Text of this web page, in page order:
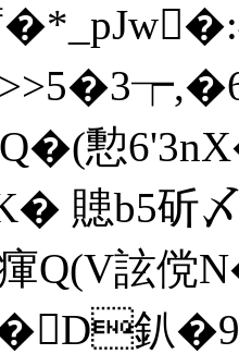
憅
贃b5斫
Q(V詃傥
釟